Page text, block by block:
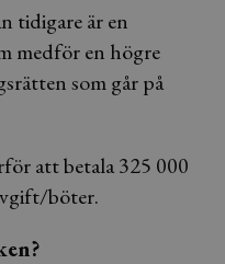
tidigare är en
medför en högre
som går på
att betala 325 000
böter.